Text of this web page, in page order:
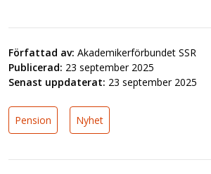
Författad av: Akademikerförbundet SSR
Publicerad: 23 september 2025
Senast uppdaterat: 23 september 2025
Pension Nyhet